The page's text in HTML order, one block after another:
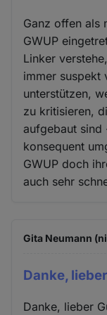
Ganz offen als
GWUP
Linker
immer suspekt
unterstützen,
zu kritisieren,
aufgebaut sind
konsequent
GWUP doch
auch sehr
Gita Neumann
Danke,
Danke, lieber